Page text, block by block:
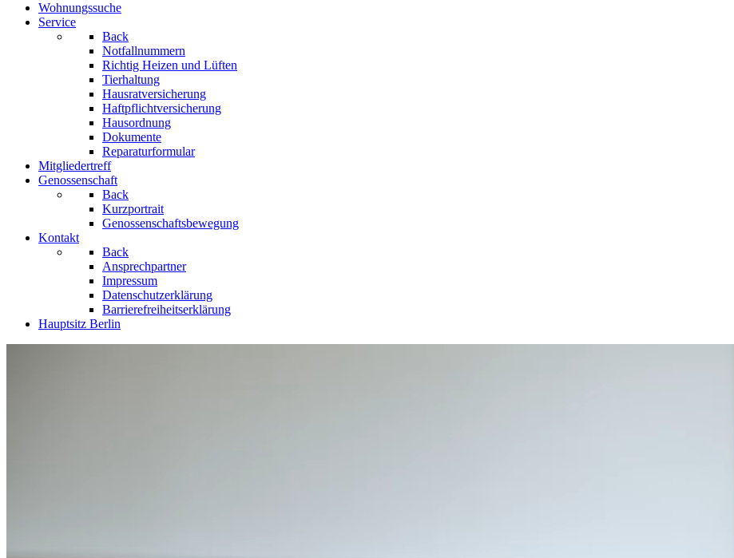
Wohnungssuche
Service
Back
Notfallnummern
Richtig Heizen und Lüften
Tierhaltung
Hausratversicherung
Haftpflichtversicherung
Hausordnung
Dokumente
Reparaturformular
Mitgliedertreff
Genossenschaft
Back
Kurzportrait
Genossenschaftsbewegung
Kontakt
Back
Ansprechpartner
Impressum
Datenschutzerklärung
Barrierefreiheitserklärung
Hauptsitz Berlin